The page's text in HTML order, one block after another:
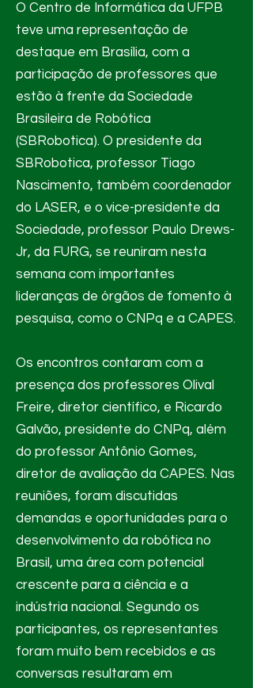
O Centro de Informática da UFPB
teve uma representação de
destaque em Brasília, com a
participação de professores que
estão à frente da Sociedade
Brasileira de Robótica
(SBRobotica). O presidente da
SBRobotica, professor Tiago
Nascimento, também coordenador
do LASER, e o vice-presidente da
Sociedade, professor Paulo Drews-
Jr, da FURG, se reuniram nesta
semana com importantes
lideranças de órgãos de fomento à
pesquisa, como o CNPq e a CAPES.
Os encontros contaram com a
presença dos professores Olival
Freire, diretor científico, e Ricardo
Galvão, presidente do CNPq, além
do professor Antônio Gomes,
diretor de avaliação da CAPES. Nas
reuniões, foram discutidas
demandas e oportunidades para o
desenvolvimento da robótica no
Brasil, uma área com potencial
crescente para a ciência e a
indústria nacional. Segundo os
participantes, os representantes
foram muito bem recebidos e as
conversas resultaram em